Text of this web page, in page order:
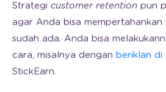
Strategi customer retention pun
agar Anda bisa
sudah ada. Anda bisa
cara, misalnya dengan beriklan di
StickEarn.